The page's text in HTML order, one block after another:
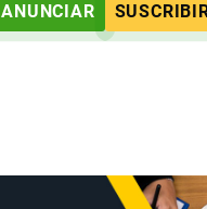
ANUNCIAR